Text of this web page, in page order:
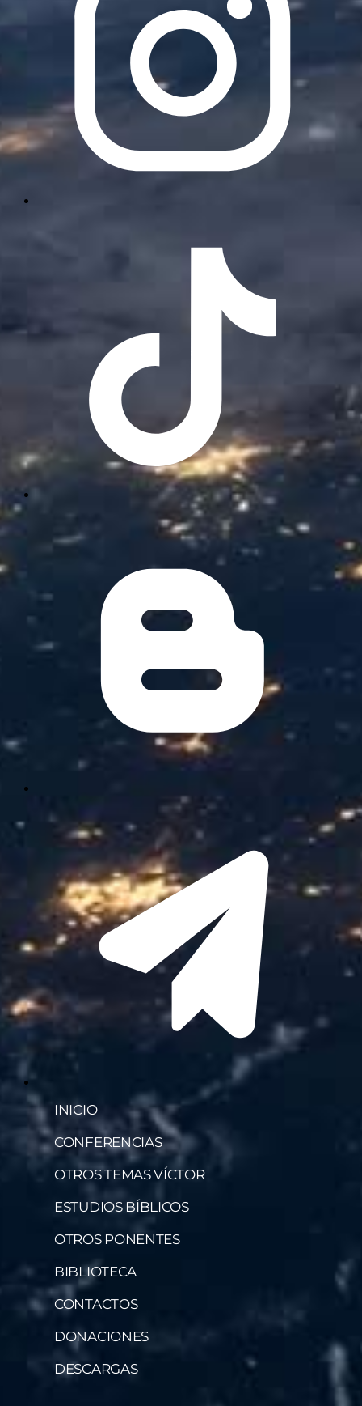
INICIO
CONFERENCIAS
OTROS TEMAS VÍCTOR
ESTUDIOS BÍBLICOS
OTROS PONENTES
BIBLIOTECA
CONTACTOS
DONACIONES
DESCARGAS